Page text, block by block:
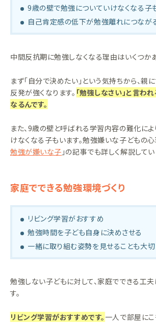
9歳の壁で勉強についていけなくなる子
自己肯定感の低下が勉強離れにつなが
中間反抗期に勉強しなくなる理由はいくつかあ
まず「自分で決めたい」という気持ちから、親
反発が強くなります。 「勉強しなさい」と言わ
なるんです。
また、9歳の壁と呼ばれる学習内容の難化によ
けなくなる子もいます。勉強嫌いな子どもの心
勉強が嫌いな子 」の記事でも詳しく解説してい
家庭でできる勉強環境づくり
リビング学習がおすすめ
勉強時間を子ども自身に決めさせる
一緒に取り組む姿勢を見せることも大切
勉強しない子どもに対して、家庭でできる工
す。
リビング学習がおすすめです。 一人で部屋にこ